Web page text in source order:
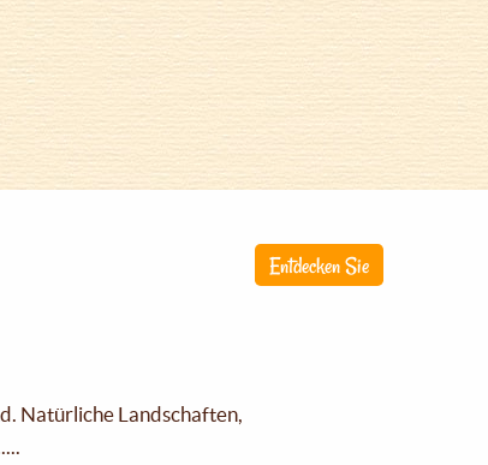
Entdecken Sie
Natürliche Landschaften,